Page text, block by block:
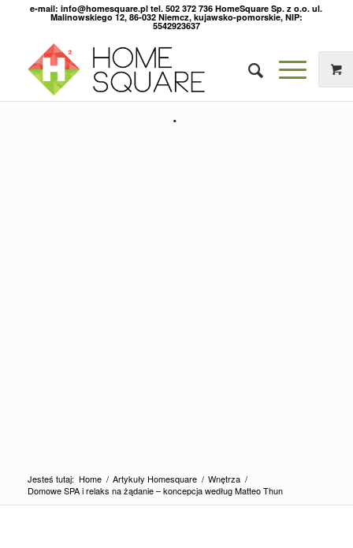
e-mail: info@homesquare.pl tel. 502 372 736 HomeSquare Sp. z o.o. ul.
Malinowskiego 12, 86-032 Niemcz, kujawsko-pomorskie, NIP:
5542923637
Jesteś tutaj: Home / Artykuły Homesquare / Wnętrza /
Domowe SPA i relaks na żądanie – koncepcja według Matteo Thun